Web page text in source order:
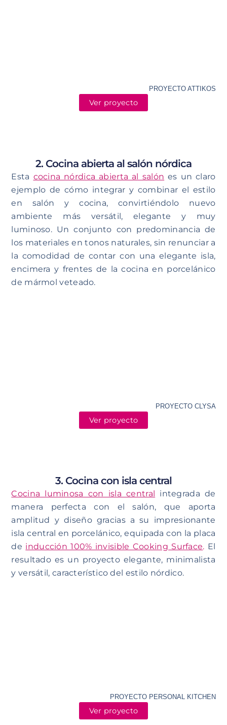
PROYECTO ATTIKOS
Ver proyecto
2. Cocina abierta al salón nórdica
Esta cocina nórdica abierta al salón es un claro
ejemplo de cómo integrar y combinar el estilo
en salón y cocina, convirtiéndolo nuevo
ambiente más versátil, elegante y muy
luminoso. Un conjunto con predominancia de
los materiales en tonos naturales, sin renunciar a
la comodidad de contar con una elegante isla,
encimera y frentes de la cocina en porcelánico
de mármol veteado.
PROYECTO CLYSA
Ver proyecto
3. Cocina con isla central
Cocina luminosa con isla central integrada de
manera perfecta con el salón, que aporta
amplitud y diseño gracias a su impresionante
isla central en porcelánico, equipada con la placa
de inducción 100% invisible Cooking Surface. El
resultado es un proyecto elegante, minimalista
y versátil, característico del estilo nórdico.
PROYECTO PERSONAL KITCHEN
Ver proyecto